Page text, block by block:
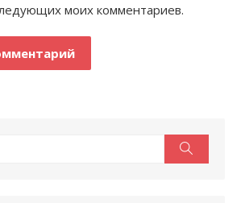
моих комментариев.